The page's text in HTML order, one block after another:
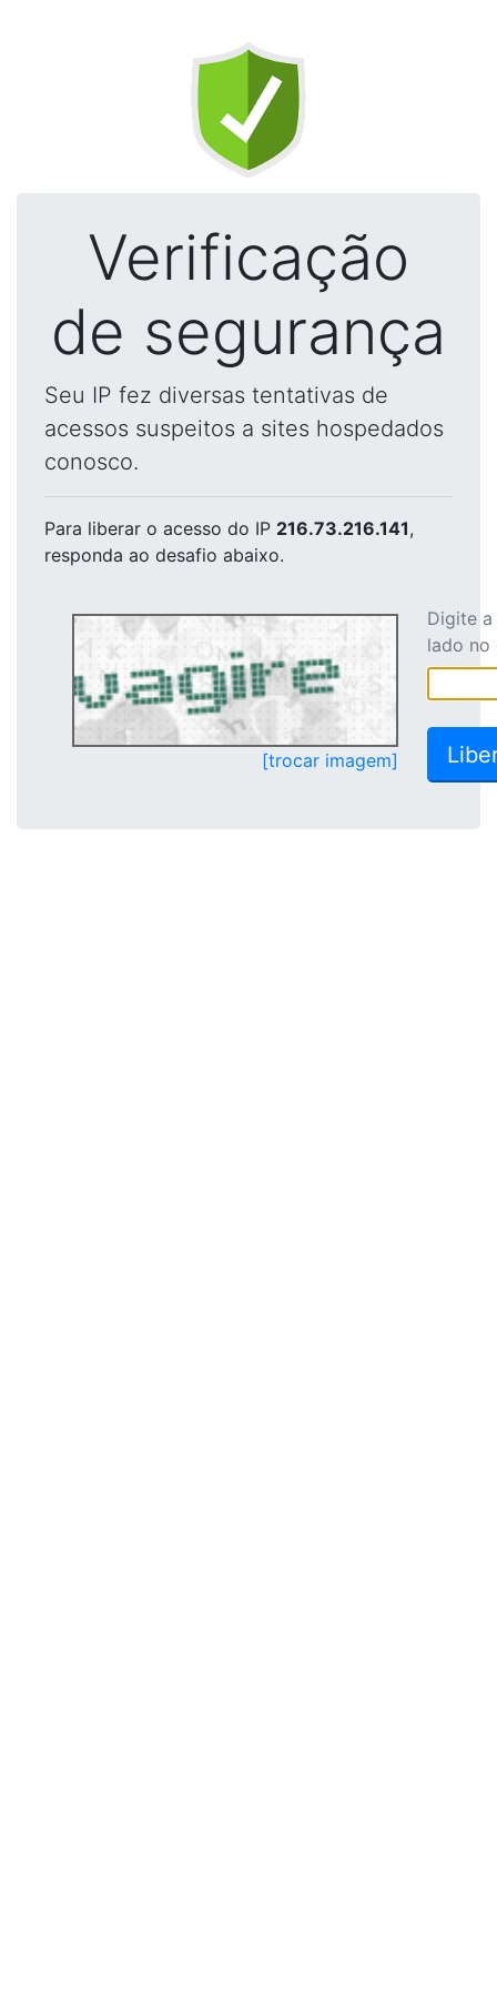
Verificação
de segurança
Seu IP fez diversas tentativas de
acessos suspeitos a sites hospedados
conosco.
Para liberar o acesso do IP 216.73.216.141,
responda ao desafio abaixo.
[trocar imagem]
Digite
lado no